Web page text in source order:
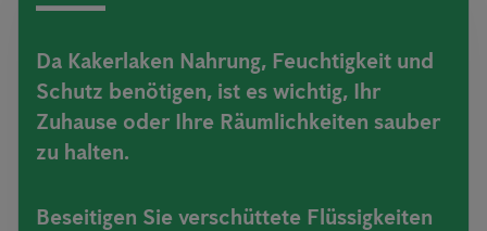
Da Kakerlaken Nahrung, Feuchtigkeit und
Schutz benötigen, ist es wichtig, Ihr
Zuhause oder Ihre Räumlichkeiten sauber
zu halten.
Beseitigen Sie verschüttete Flüssigkeiten